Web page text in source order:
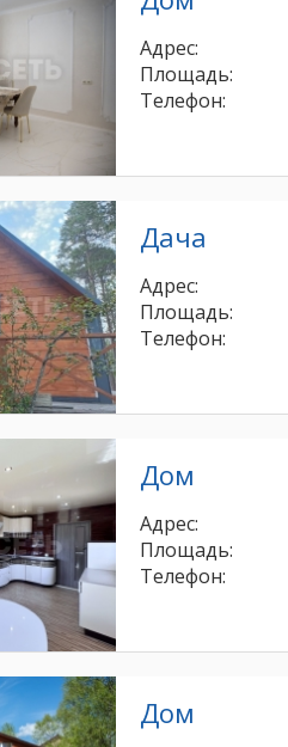
Адрес:
Площадь:
Телефон:
Дача
Адрес:
Площадь:
Телефон:
Дом
Адрес:
Площадь:
Телефон:
Дом